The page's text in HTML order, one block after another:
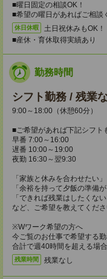
■曜日固定の相談OK！
■希望の曜日があればご相談
休日休暇
土日祝休みもOK！
■産休・育休取得実績あり
勤務時間
シフト勤務 / 残業
9:00～18:00（休憩60分）
■ご希望があれば下記シフト
早番 7:00～16:00
遅番 10:00～19:00
夜勤 16:30～翌9:30
「家族と休みを合わせたい」
「余裕を持って夕飯の準備が
「できれば残業はしたくない
など、ご希望を教えてくださ
※Wワーク希望の方へ
今ご覧のお仕事で希望する
合計で週40時間を超える場
残業時間 残業なし